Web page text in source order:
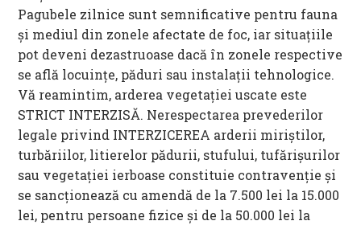
Pagubele zilnice sunt semnificative pentru fauna
și mediul din zonele afectate de foc, iar situațiile
pot deveni dezastruoase dacă în zonele respective
se află locuințe, păduri sau instalații tehnologice.
Vă reamintim, arderea vegetației uscate este
STRICT INTERZISĂ. Nerespectarea prevederilor
legale privind INTERZICEREA arderii miriştilor,
turbăriilor, litierelor pădurii, stufului, tufărişurilor
sau vegetaţiei ierboase constituie contravenţie şi
se sancţionează cu amendă de la 7.500 lei la 15.000
lei, pentru persoane fizice şi de la 50.000 lei la